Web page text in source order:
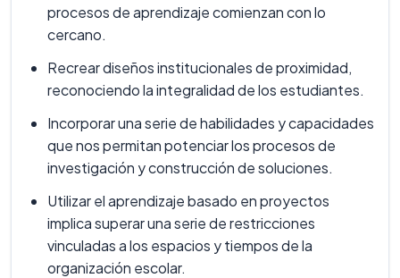
procesos de aprendizaje comienzan con lo
cercano.
Recrear diseños institucionales de proximidad,
reconociendo la integralidad de los estudiantes.
Incorporar una serie de habilidades y capacidades
que nos permitan potenciar los procesos de
investigación y construcción de soluciones.
Utilizar el aprendizaje basado en proyectos
implica superar una serie de restricciones
vinculadas a los espacios y tiempos de la
organización escolar.